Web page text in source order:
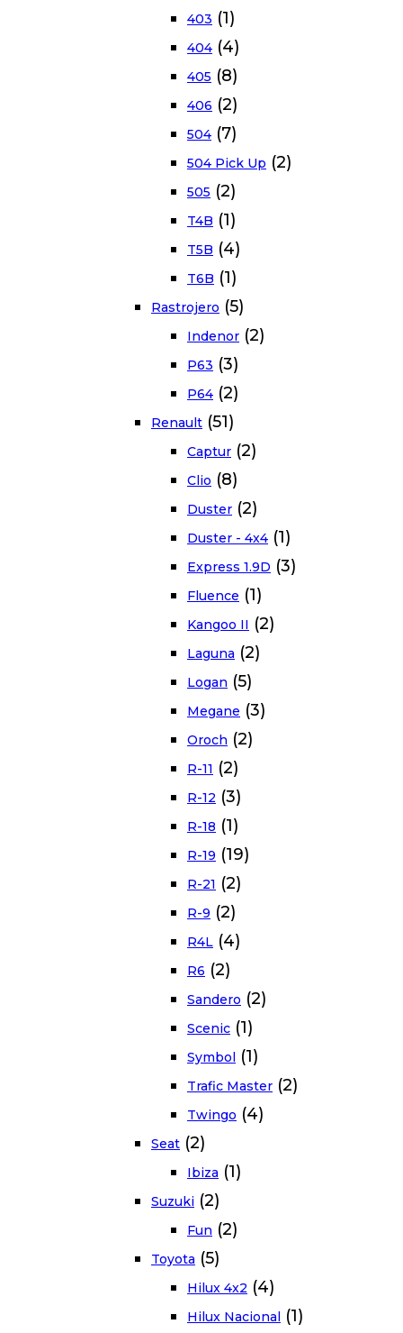
403 (1)
404 (4)
405 (8)
406 (2)
504 (7)
504 Pick Up (2)
505 (2)
T4B (1)
T5B (4)
T6B (1)
Rastrojero (5)
Indenor (2)
P63 (3)
P64 (2)
Renault (51)
Captur (2)
Clio (8)
Duster (2)
Duster - 4x4 (1)
Express 1.9D (3)
Fluence (1)
Kangoo II (2)
Laguna (2)
Logan (5)
Megane (3)
Oroch (2)
R-11 (2)
R-12 (3)
R-18 (1)
R-19 (19)
R-21 (2)
R-9 (2)
R4L (4)
R6 (2)
Sandero (2)
Scenic (1)
Symbol (1)
Trafic Master (2)
Twingo (4)
Seat (2)
Ibiza (1)
Suzuki (2)
Fun (2)
Toyota (5)
Hilux 4x2 (4)
Hilux Nacional (1)